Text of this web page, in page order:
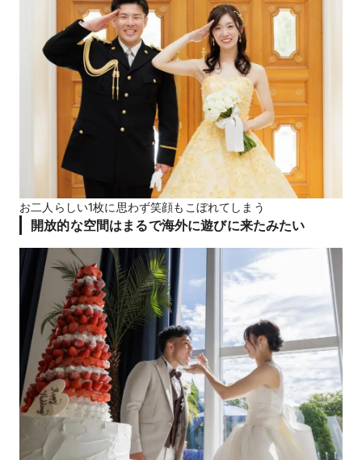
お二人らしい1枚に思わず笑顔もこぼれてしまう
開放的な空間はまるで海外に遊びに来たみたい